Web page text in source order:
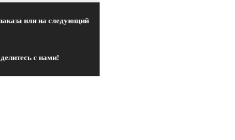
или на следующий
с нами!